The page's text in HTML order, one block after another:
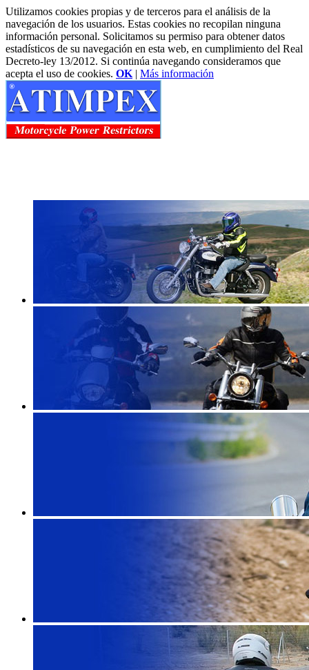
Utilizamos cookies propias y de terceros para el análisis de la
navegación de los usuarios. Estas cookies no recopilan ninguna
información personal. Solicitamos su permiso para obtener datos
estadísticos de su navegación en esta web, en cumplimiento del Real
Decreto-ley 13/2012. Si continúa navegando consideramos que
acepta el uso de cookies. OK | Más información